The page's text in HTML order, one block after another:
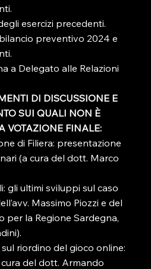
esercizi precedenti.
preventivo 2024 e
a Delegato alle Relazioni
DI DISCUSSIONE E
SUI QUALI NON È
VOTAZIONE FINALE:
di Filiera: presentazione
(a cura del dott. Marco
gli ultimi sviluppi sul caso
Massimo Piozzi e del
per la Regione Sardegna,
riordino del gioco online:
del dott. Armando